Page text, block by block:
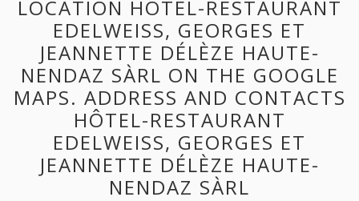
LOCATION HÔTEL-RESTAURANT
EDELWEISS, GEORGES ET
JEANNETTE DÉLÈZE HAUTE-
NENDAZ SÀRL ON THE GOOGLE
MAPS. ADDRESS AND CONTACTS
HÔTEL-RESTAURANT
EDELWEISS, GEORGES ET
JEANNETTE DÉLÈZE HAUTE-
NENDAZ SÀRL